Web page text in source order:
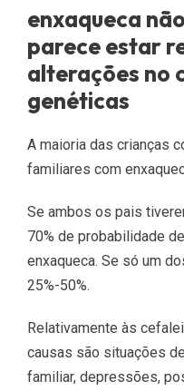
enxaqueca
parece estar
alterações no
genéticas
A maioria das crianças
familiares com
Se ambos os pais
70% de probabilidade
enxaqueca. Se só um
25%-50%.
Relativamente às
causas são situações
familiar, depressões,